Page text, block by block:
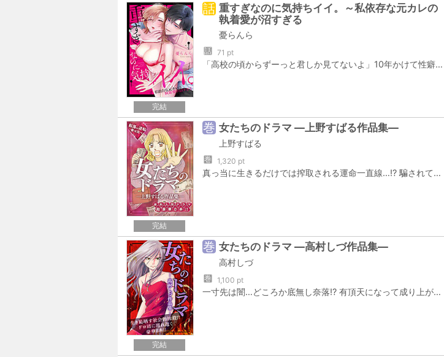
完結
話 重すぎなのに気持ちイイ。～私依存な元カレの
執着愛が沼すぎる
憂らんら
話 71 pt
「高校の頃からずーっと君しか見てないよ」10年かけて性癖が歪んでしまった元カレ…その執着は凄まじい甘さで私を絡めとる――。恋人募集中のOL・芽依には忘れられない恋人がいる。割り切ってマチアプ相手に期待を寄せたのに、なんと元カレ・一登とマッチング!?別人のように垢抜けた一登だが、優しいまなざしは昔のままで…気まずさでいっぱいの芽依も再び惹かれ始めたその時、彼の秘密を知り――「逃げないでよ。全部見せて」私だけに注がれる、信じられないほど重くて甘い愛…怖いのにズブズブはまって抜け出せない…っ
完結
巻 女たちのドラマ ―上野すばる作品集―
上野すばる
巻 1,320 pt
真っ当に生きるだけでは搾取される運命一直線…!? 騙されて貪られて無様に這いつくばって…でもこのまま堕ちるのだけは許容しません!! 家無し、職無し、資格無しのオンナが生きていく手段はカラダのみ!?…『堕ちていく…』 年長者は絶対敬え!!狭い町内で逆らったら最後…村八分で徹底的に嫌がらせ!!…『ご町内の悪魔』 「ママ友」は友達!?一方通行の厚意が仇となって、気付いたら根こそぎ搾取されていき―…『あつかましくニセモノ』 地味で根暗な同級生が社長夫人なんて許せない!!その座、私が有難くもらうからねっ…『身の程知らず～強欲の果てに』 婚約者が寝取られた!?私との結婚式まで奪われ、社内に風評被害まで。サレ女の大逆転劇!!…『踏みにじられたウェディング』 私、心の底から助けになりたいの!!だから私の厚意は黙って供述してればいいの!!…『構いすぎる女～お節介BBAの大転落』 片親の子どもは可哀想な子。そんな惨めな思いはさせないと決死の決意が空回ってしまう――…『離婚するってそんなにいけないことですか？』 人生イージーモード！お金も名声も美貌も手に入れて…欲しいものは何でも手に入れたいなぁ…『軽～い気持ちで転職したら人生詰んだ』 他人に振り回され崩壊するのが先か、道連れに堕ちていくか、それとも―― 上野すばる先生の描く痛快大逆転or大転落劇8作品!!
完結
巻 女たちのドラマ ―高村しづ作品集―
高村しづ
巻 1,100 pt
一寸先は闇…どころか底無し奈落!? 有頂天になって成り上がったつもりでも、気付いたら急転直下のドロ沼大転落―!! かつてのイジメっ子が義妹になってマウント再開!?これ以上続けるなら…ただじゃおかないわよ…『復讐のすゝめ』 子どものいない私達ふたりは一蓮托生。運命共同体だもんね、何があっても。一緒だよ。…『花いちもんめ ―女友達の境界線』 貢がせ女業でお財布もカラダも潤って最高すぎ！面倒な男は絞ったあとに捨てればいい…はず、だったのに…『マリーミーイフユーキャン ～貢がせ女の婚活事情～』 見栄と嘘で塗り固めたマウント女上司は、夫さえも偽装!?ドロ沼に沈む因果応報劇――…『ミエッぱりのエミ子さん』 クズ過ぎモラハラパワハラDV旦那を社会的に抹殺する、妻の冷徹復讐ストーリー…『私の離婚恐騒曲』 ワケあり住人が身を寄せるシェアハウスで巻き起こる人間ドラマ。社会の縮図を渡り歩く私の生き方とは―…『シェアハウス処世術』 やられたら必ず復讐。生きるのも嫌になるほど、徹底的に、絶望的に復讐!! 高村しづ先生の描く、浅ましい人間の堕ちていく大転落ストーリー豪華6作品!!